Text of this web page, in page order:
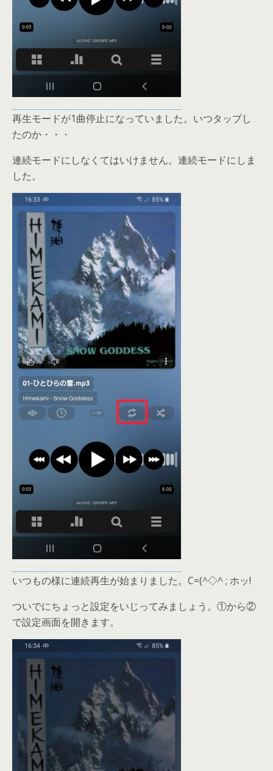
再生モードが1曲停止になっていました。いつタップし
たのか・・・
連続モードにしなくてはいけません。連続モードにしま
した。
いつもの様に連続再生が始まりました。C=(^◇^ ; ホッ!
ついでにちょっと設定をいじってみましょう。①から②
で設定画面を開きます。